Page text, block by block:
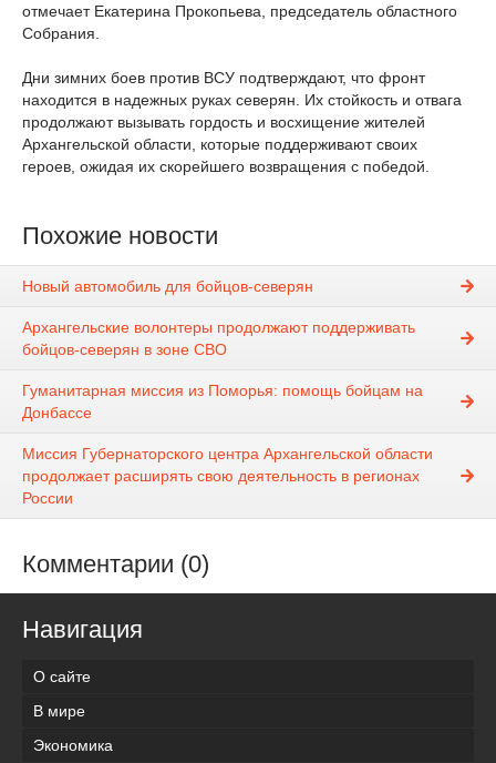
отмечает Екатерина Прокопьева, председатель областного
Собрания.
Дни зимних боев против ВСУ подтверждают, что фронт
находится в надежных руках северян. Их стойкость и отвага
продолжают вызывать гордость и восхищение жителей
Архангельской области, которые поддерживают своих
героев, ожидая их скорейшего возвращения с победой.
Похожие новости
Новый автомобиль для бойцов-северян
Архангельские волонтеры продолжают поддерживать
бойцов-северян в зоне СВО
Гуманитарная миссия из Поморья: помощь бойцам на
Донбассе
Миссия Губернаторского центра Архангельской области
продолжает расширять свою деятельность в регионах
России
Комментарии (0)
Навигация
О сайте
В мире
Экономика